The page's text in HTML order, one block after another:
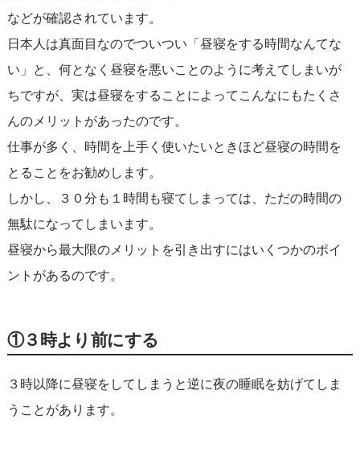
などが確認されています。
日本人は真面目なのでついつい「昼寝をする時間なんてな
い」と、何となく昼寝を悪いことのように考えてしまいが
ちですが、実は昼寝をすることによってこんなにもたくさ
んのメリットがあったのです。
仕事が多く、時間を上手く使いたいときほど昼寝の時間を
とることをお勧めします。
しかし、３０分も１時間も寝てしまっては、ただの時間の
無駄になってしまいます。
昼寝から最大限のメリットを引き出すにはいくつかのポイ
ントがあるのです。
①３時より前にする
３時以降に昼寝をしてしまうと逆に夜の睡眠を妨げてしま
うことがあります。